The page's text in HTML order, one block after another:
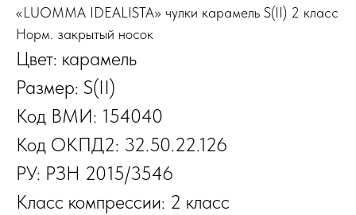
«LUOMMA IDEALISTA» чулки карамель S(II) 2 класс
Норм. закрытый носок
Цвет: карамель
Размер: S(II)
Код ВМИ: 154040
Код ОКПД2: 32.50.22.126
РУ: РЗН 2015/3546
Класс компрессии: 2 класс